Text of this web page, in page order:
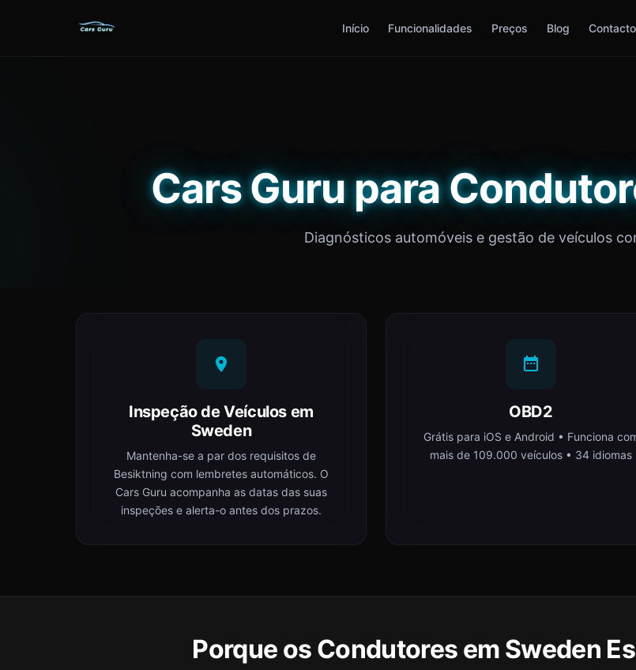
Início Funcionalidades Preços Blog Contacto
Cars Guru para
Diagnósticos automóveis e gestão de veículos
Inspeção de Veículos em
Sweden
Mantenha-se a par dos requisitos de
Besiktning com lembretes automáticos. O
Cars Guru acompanha as datas das suas
inspeções e alerta-o antes dos prazos.
OBD2
Grátis para iOS e Android • Funciona
mais de 109.000 veículos • 34 idiomas
Porque os Condutores em Sweden